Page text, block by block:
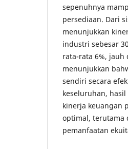
sepenuhnya
persediaan. Dari
menunjukkan
industri sebesar
rata-rata 6%, jauh
menunjukkan
sendiri secara
keseluruhan,
kinerja keuangan
optimal, terutama
pemanfaatan